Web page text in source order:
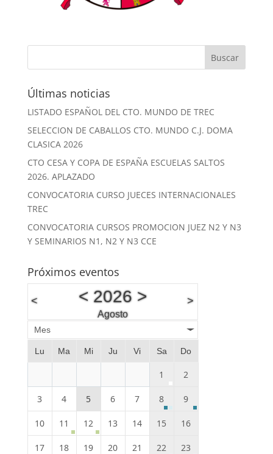
Últimas noticias
LISTADO ESPAÑOL DEL CTO. MUNDO DE TREC
SELECCION DE CABALLOS CTO. MUNDO C.J. DOMA
CLASICA 2026
CTO CESA Y COPA DE ESPAÑA ESCUELAS SALTOS
2026. APLAZADO
CONVOCATORIA CURSO JUECES INTERNACIONALES
TREC
CONVOCATORIA CURSOS PROMOCION JUEZ N2 Y N3
Y SEMINARIOS N1, N2 Y N3 CCE
Próximos eventos
< < 2026>
Agosto
>
Mes
Lu Ma Mi Ju Vi Sa Do
1 2
3 4 5 6 7 8 9
10 11 12 13 14 15 16
17 18 19 20 21 22 23